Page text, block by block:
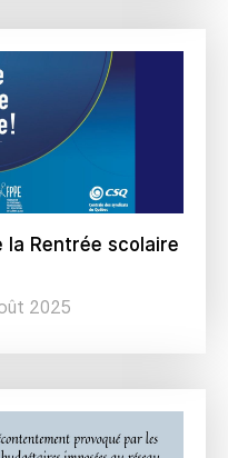
la Rentrée scolaire
2025